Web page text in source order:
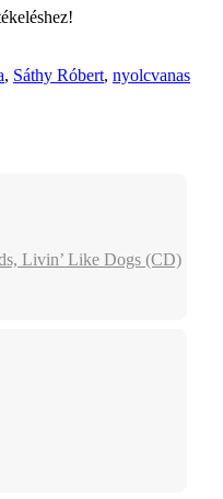
, Sáthy Róbert, nyolcvanas
Livin’ Like Dogs (CD)